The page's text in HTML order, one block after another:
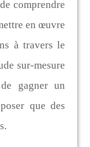
comprendre
en œuvre
à travers le
sur-mesure
gagner un
que des